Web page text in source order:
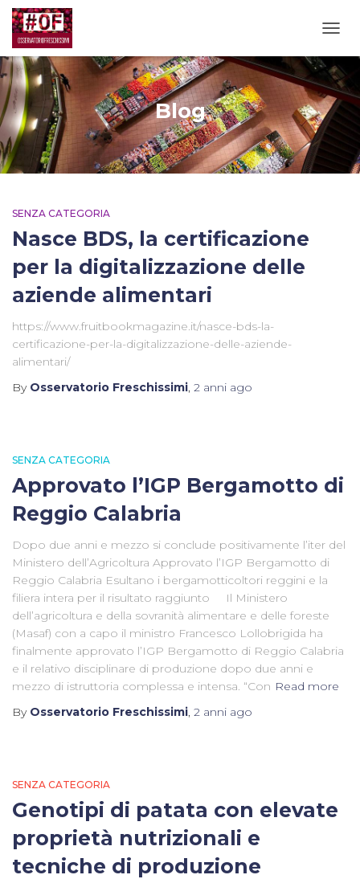
Blog
SENZA CATEGORIA
Nasce BDS, la certificazione
per la digitalizzazione delle
aziende alimentari
https://www.fruitbookmagazine.it/nasce-bds-la-
certificazione-per-la-digitalizzazione-delle-aziende-
alimentari/
By Osservatorio Freschissimi, 2 anni ago
SENZA CATEGORIA
Approvato l’IGP Bergamotto di
Reggio Calabria
Dopo due anni e mezzo si conclude positivamente l’iter del
Ministero dell’Agricoltura Approvato l’IGP Bergamotto di
Reggio Calabria Esultano i bergamotticoltori reggini e la
filiera intera per il risultato raggiunto Il Ministero
dell’agricoltura e della sovranità alimentare e delle foreste
(Masaf) con a capo il ministro Francesco Lollobrigida ha
finalmente approvato l’IGP Bergamotto di Reggio Calabria
e il relativo disciplinare di produzione dopo due anni e
mezzo di istruttoria complessa e intensa. “Con Read more
By Osservatorio Freschissimi, 2 anni ago
SENZA CATEGORIA
Genotipi di patata con elevate
proprietà nutrizionali e
tecniche di produzione